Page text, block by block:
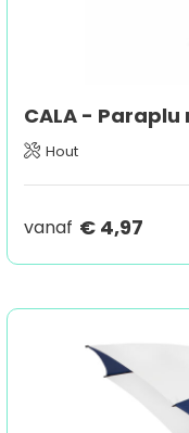
CALA -
Hout
vanaf € 4,97